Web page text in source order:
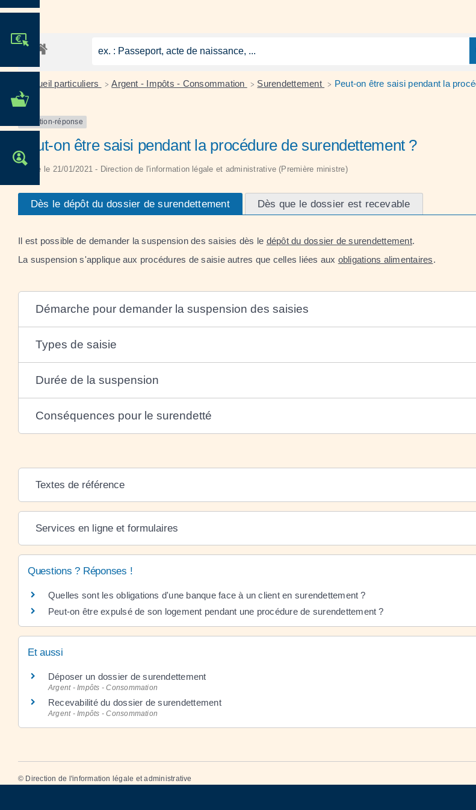
MES DÉMARCHES
Accueil particuliers > Argent - Impôts - Consommation > Surendettement > Peut-on être saisi pendant la
Question-réponse
Peut-on être saisi pendant la procédure de surendettement ?
Vérifié le 21/01/2021 - Direction de l'information légale et administrative (Première ministre)
Dès le dépôt du dossier de surendettement Dès que le dossier est recevable
Il est possible de demander la suspension des saisies dès le dépôt du dossier de surendettement.
La suspension s'applique aux procédures de saisie autres que celles liées aux obligations alimentaires.
Démarche pour demander la suspension des saisies
Types de saisie
Durée de la suspension
Conséquences pour le surendetté
Textes de référence
Services en ligne et formulaires
Questions ? Réponses !
Quelles sont les obligations d'une banque face à un client en surendettement ?
Peut-on être expulsé de son logement pendant une procédure de surendettement ?
Et aussi
Déposer un dossier de surendettement
Argent - Impôts - Consommation
Recevabilité du dossier de surendettement
Argent - Impôts - Consommation
© Direction de l'information légale et administrative